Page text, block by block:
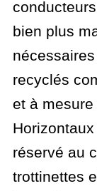
bien plus
recyclés
et à
réservé au
trottinettes